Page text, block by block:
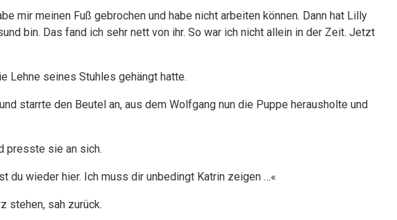
mir meinen Fuß gebrochen und habe nicht arbeiten können. Dann hat Lilly
bin. Das fand ich sehr nett von ihr. So war ich nicht allein in der Zeit. Jetzt
Lehne seines Stuhles gehängt hatte.
starrte den Beutel an, aus dem Wolfgang nun die Puppe herausholte und
presste sie an sich.
du wieder hier. Ich muss dir unbedingt Katrin zeigen …«
stehen, sah zurück.